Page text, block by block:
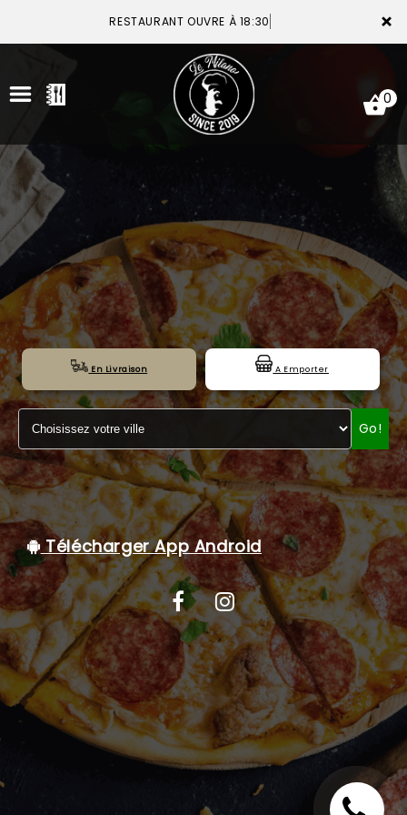
×
RESTAURANT OUVRE À 18:30
ACCUEIL
LA CARTE
VOTRE COMPTE
NOTRE RESTAURANT
VOS AVIS
MENTIONS LÉGALES
C.G.V
0
En Livraison A Emporter
Go!
Télécharger App Android